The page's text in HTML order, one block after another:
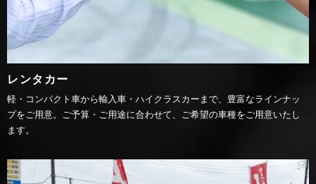
レンタカー
軽・コンパクト車から輸入車・ハイクラスカーまで、豊富なラインナッ
プをご用意。ご予算・ご用途に合わせて、ご希望の車種をご用意いたし
ます。